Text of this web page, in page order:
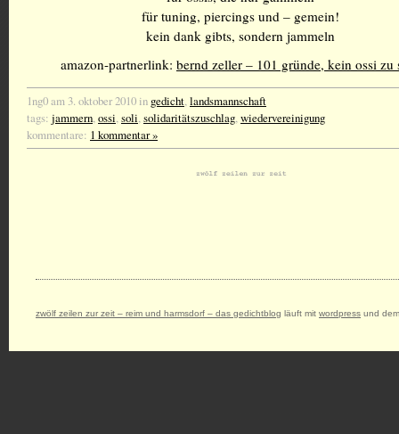
für tuning, piercings und – gemein!
kein dank gibts, sondern jammeln
amazon-partnerlink: bernd zeller – 101 gründe, kein ossi zu
1ng0 am 3. oktober 2010 in gedicht,landsmannschaft
tags: jammern,ossi,soli,solidaritätszuschlag,wiedervereinigung
kommentare: 1 kommentar »
zwölf zeilen zur zeit – reim und harmsdorf – das gedichtblog läuft mit wordpress und